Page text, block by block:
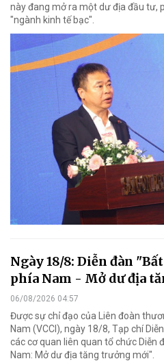
này đang mở ra một dư địa đầu tư,
"ngành kinh tế bạc".
Ngày 18/8: Diễn đàn
phía Nam - Mở dư địa
06/08/2026 04:57
Được sự chỉ đạo của Liên đoàn
Nam (VCCI), ngày 18/8, Tạp chí
các cơ quan liên quan tổ chức Diễn
Nam: Mở dư địa tăng trưởng mới".